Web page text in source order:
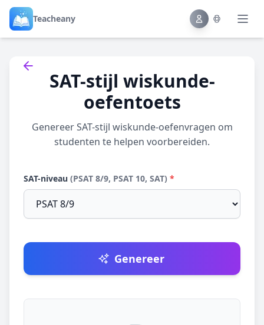
Teacheany
Back to tools
SAT-stijl wiskunde-
oefentoets
Genereer SAT-stijl wiskunde-oefenvragen om
studenten te helpen voorbereiden.
SAT-niveau (PSAT 8/9, PSAT 10, SAT) *
Genereer